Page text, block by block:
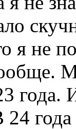
я не
года.